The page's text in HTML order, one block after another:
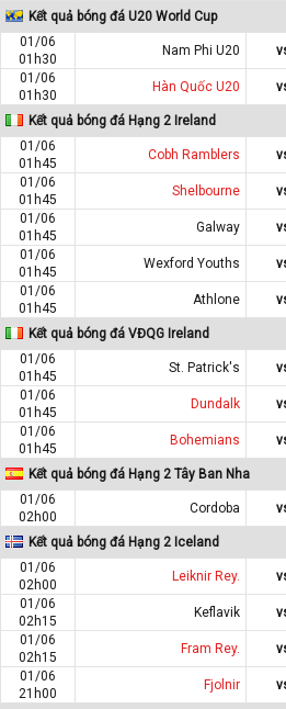
Kết quả bóng đá U20 World Cup
01/06
01h30
Nam Phi U20
01/06
01h30
Hàn Quốc U20
Kết quả bóng đá Hạng 2 Ireland
01/06
01h45
Cobh Ramblers
01/06
01h45
Shelbourne
01/06
01h45
Galway
01/06
01h45
Wexford Youths
01/06
01h45
Athlone
Kết quả bóng đá VĐQG Ireland
01/06
01h45
St. Patrick's
01/06
01h45
Dundalk
01/06
01h45
Bohemians
Kết quả bóng đá Hạng 2 Tây Ban Nha
01/06
02h00
Cordoba
Kết quả bóng đá Hạng 2 Iceland
01/06
02h00
Leiknir Rey.
01/06
02h15
Keflavik
01/06
02h15
Fram Rey.
01/06
21h00
Fjolnir